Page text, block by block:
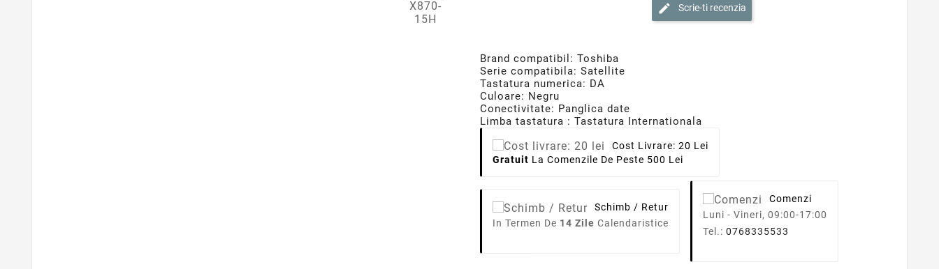
Scrie-ti recenzia
Brand compatibil: Toshiba
Serie compatibila: Satellite
Tastatura numerica: DA
Culoare: Negru
Conectivitate: Panglica date
Limba tastatura : Tastatura Internationala
Cost Livrare: 20 Lei
Gratuit La Comenzile De Peste 500 Lei
Schimb / Retur
In Termen De 14 Zile Calendaristice
Comenzi
Luni - Vineri, 09:00-17:00
Tel.: 0768335533